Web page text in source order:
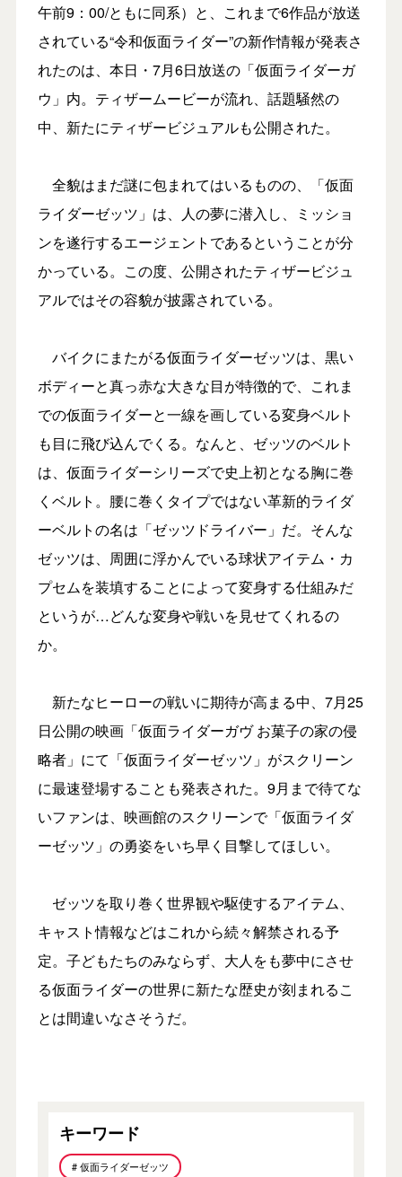
午前9：00/ともに同系）と、これまで6作品が放送
されている“令和仮面ライダー”の新作情報が発表さ
れたのは、本日・7月6日放送の「仮面ライダーガ
ウ」内。ティザームービーが流れ、話題騒然の
中、新たにティザービジュアルも公開された。
全貌はまだ謎に包まれてはいるものの、「仮面
ライダーゼッツ」は、人の夢に潜入し、ミッショ
ンを遂行するエージェントであるということが分
かっている。この度、公開されたティザービジュ
アルではその容貌が披露されている。
バイクにまたがる仮面ライダーゼッツは、黒い
ボディーと真っ赤な大きな目が特徴的で、これま
での仮面ライダーと一線を画している変身ベルト
も目に飛び込んでくる。なんと、ゼッツのベルト
は、仮面ライダーシリーズで史上初となる胸に巻
くベルト。腰に巻くタイプではない革新的ライダ
ーベルトの名は「ゼッツドライバー」だ。そんな
ゼッツは、周囲に浮かんでいる球状アイテム・カ
プセムを装填することによって変身する仕組みだ
というが…どんな変身や戦いを見せてくれるの
か。
新たなヒーローの戦いに期待が高まる中、7月25
日公開の映画「仮面ライダーガヴ お菓子の家の侵
略者」にて「仮面ライダーゼッツ」がスクリーン
に最速登場することも発表された。9月まで待てな
いファンは、映画館のスクリーンで「仮面ライダ
ーゼッツ」の勇姿をいち早く目撃してほしい。
ゼッツを取り巻く世界観や駆使するアイテム、
キャスト情報などはこれから続々解禁される予
定。子どもたちのみならず、大人をも夢中にさせ
る仮面ライダーの世界に新たな歴史が刻まれるこ
とは間違いなさそうだ。
キーワード
# 仮面ライダーゼッツ